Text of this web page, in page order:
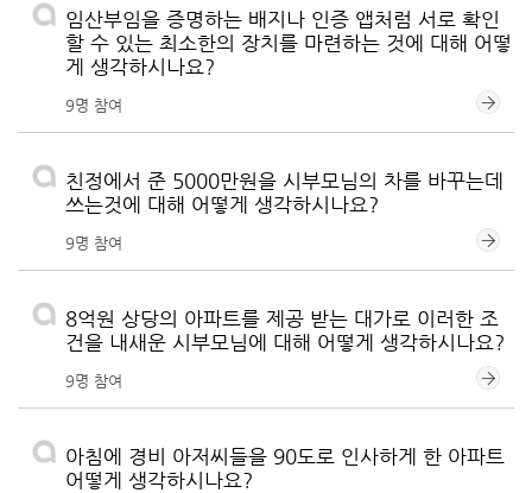
임산부임을 증명하는 배지나 인증 앱처럼 서로 확인
할 수 있는 최소한의 장치를 마련하는 것에 대해 어떻
게 생각하시나요?
9명 참여
친정에서 준 5000만원을 시부모님의 차를 바꾸는데
쓰는것에 대해 어떻게 생각하시나요?
9명 참여
8억원 상당의 아파트를 제공 받는 대가로 이러한 조
건을 내새운 시부모님에 대해 어떻게 생각하시나요?
9명 참여
아침에 경비 아저씨들을 90도로 인사하게 한 아파트
어떻게 생각하시나요?